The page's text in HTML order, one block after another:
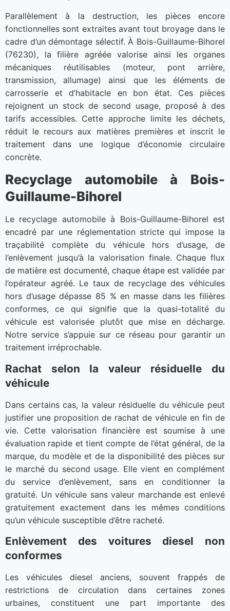
Parallèlement à la destruction, les pièces encore
fonctionnelles sont extraites avant tout broyage dans le
cadre d’un démontage sélectif. À Bois-Guillaume-Bihorel
(76230), la filière agréée valorise ainsi les organes
mécaniques réutilisables (moteur, pont arrière,
transmission, allumage) ainsi que les éléments de
carrosserie et d’habitacle en bon état. Ces pièces
rejoignent un stock de second usage, proposé à des
tarifs accessibles. Cette approche limite les déchets,
réduit le recours aux matières premières et inscrit le
traitement dans une logique d’économie circulaire
concrète.
Recyclage automobile à Bois-
Guillaume-Bihorel
Le recyclage automobile à Bois-Guillaume-Bihorel est
encadré par une réglementation stricte qui impose la
traçabilité complète du véhicule hors d’usage, de
l’enlèvement jusqu’à la valorisation finale. Chaque flux
de matière est documenté, chaque étape est validée par
l’opérateur agréé. Le taux de recyclage des véhicules
hors d’usage dépasse 85 % en masse dans les filières
conformes, ce qui signifie que la quasi-totalité du
véhicule est valorisée plutôt que mise en décharge.
Notre service s’appuie sur ce réseau pour garantir un
traitement irréprochable.
Rachat selon la valeur résiduelle du
véhicule
Dans certains cas, la valeur résiduelle du véhicule peut
justifier une proposition de rachat de véhicule en fin de
vie. Cette valorisation financière est soumise à une
évaluation rapide et tient compte de l’état général, de la
marque, du modèle et de la disponibilité des pièces sur
le marché du second usage. Elle vient en complément
du service d’enlèvement, sans en conditionner la
gratuité. Un véhicule sans valeur marchande est enlevé
gratuitement exactement dans les mêmes conditions
qu’un véhicule susceptible d’être racheté.
Enlèvement des voitures diesel non
conformes
Les véhicules diesel anciens, souvent frappés de
restrictions de circulation dans certaines zones
urbaines, constituent une part importante des